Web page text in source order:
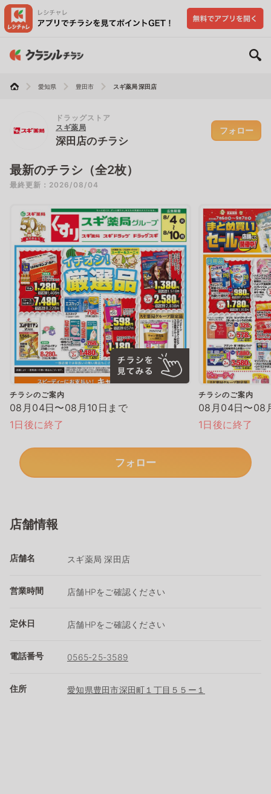
愛知県 豊田市 スギ薬局 深田店
ドラッグストア
スギ薬局
深田店のチラシ
フォロー
最新のチラシ（全2枚）
最終更新：2026/08/04
チラシのご案内
08月04日〜08月10日まで
1日後に終了
チラシのご案内
08月04日〜08
1日後に終了
フォロー
店舗情報
店舗名 スギ薬局 深田店
営業時間 店舗HPをご確認ください
定休日 店舗HPをご確認ください
電話番号 0565-25-3589
住所 愛知県豊田市深田町１丁目５５ー１